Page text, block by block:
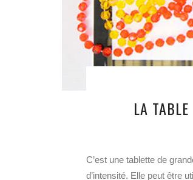
LA
C’est une tablette de
d’intensité. Elle peut être